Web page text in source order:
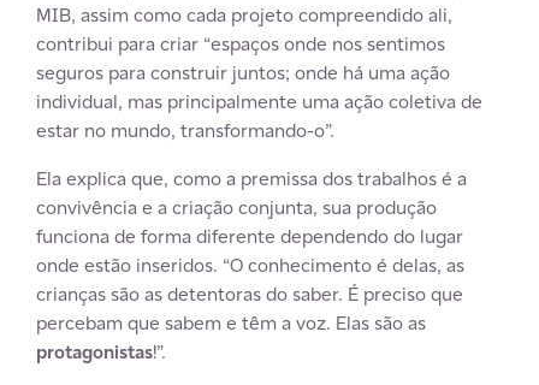
MIB, assim como cada projeto compreendido ali,
contribui para criar “espaços onde nos sentimos
seguros para construir juntos; onde há uma ação
individual, mas principalmente uma ação coletiva de
estar no mundo, transformando-o”.
Ela explica que, como a premissa dos trabalhos é a
convivência e a criação conjunta, sua produção
funciona de forma diferente dependendo do lugar
onde estão inseridos. “O conhecimento é delas, as
crianças são as detentoras do saber. É preciso que
percebam que sabem e têm a voz. Elas são as
protagonistas!”.